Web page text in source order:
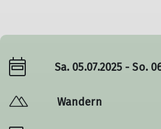
Sa. 05.07.2025 - So.
Wandern